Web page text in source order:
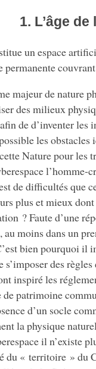
1. L’âge
un espace
majeur de nature
des milieux
de d’inventer les
les
Nature pour les
l’homme-
de difficultés que
plus et mieux
? Faute d’une
au moins dans un
bien pourquoi il
s’imposer des
inspiré les
de patrimoine
d’un socle
la physique
il n’existe
du « territoire » du